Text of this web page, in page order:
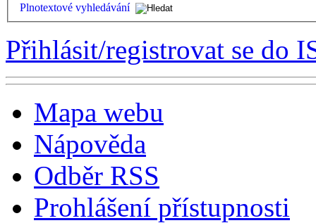
Plnotextové vyhledávání
Přihlásit/registrovat se do
Mapa webu
Nápověda
Odběr RSS
Prohlášení přístupnosti